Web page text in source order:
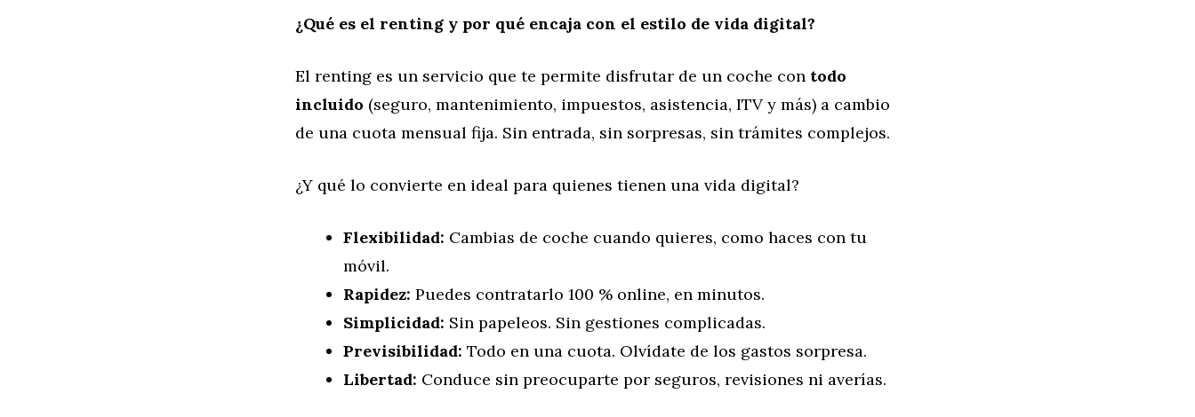
¿Qué es el renting y por qué encaja con el estilo de vida digital?
El renting es un servicio que te permite disfrutar de un coche con todo
incluido (seguro, mantenimiento, impuestos, asistencia, ITV y más) a cambio
de una cuota mensual fija. Sin entrada, sin sorpresas, sin trámites complejos.
¿Y qué lo convierte en ideal para quienes tienen una vida digital?
Flexibilidad: Cambias de coche cuando quieres, como haces con tu
móvil.
Rapidez: Puedes contratarlo 100 % online, en minutos.
Simplicidad: Sin papeleos. Sin gestiones complicadas.
Previsibilidad: Todo en una cuota. Olvídate de los gastos sorpresa.
Libertad: Conduce sin preocuparte por seguros, revisiones ni averías.